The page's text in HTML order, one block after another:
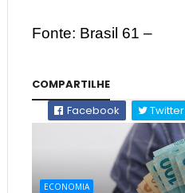
Fonte: Brasil 61 –
COMPARTILHE
Facebook
Twitter
ECONOMIA